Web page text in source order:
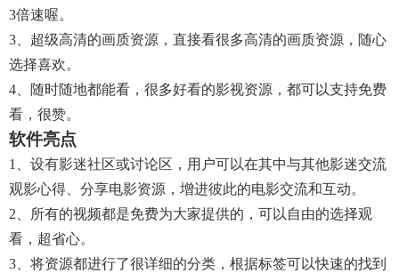
3倍速喔。
3、超级高清的画质资源，直接看很多高清的画质资源，随心
选择喜欢。
4、随时随地都能看，很多好看的影视资源，都可以支持免费
看，很赞。
软件亮点
1、设有影迷社区或讨论区，用户可以在其中与其他影迷交流
观影心得、分享电影资源，增进彼此的电影交流和互动。
2、所有的视频都是免费为大家提供的，可以自由的选择观
看，超省心。
3、将资源都进行了很详细的分类，根据标签可以快速的找到